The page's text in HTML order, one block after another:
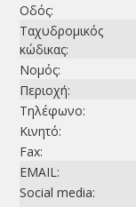
Οδός:
Ταχυδρομικός
κώδικας:
Νομός:
Περιοχή:
Τηλέφωνο:
Κινητό:
Fax:
EMAIL:
Social media: